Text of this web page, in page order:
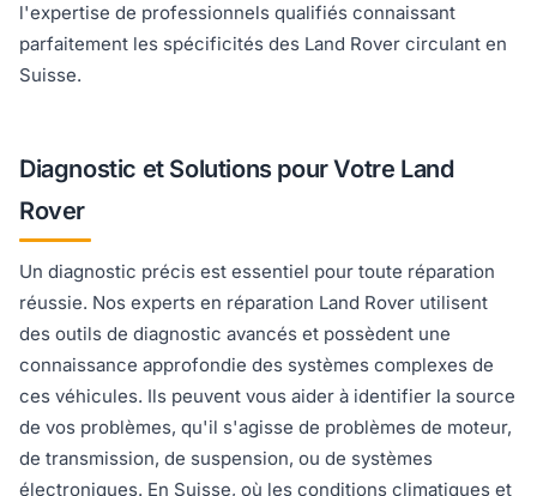
l'expertise de professionnels qualifiés connaissant
parfaitement les spécificités des Land Rover circulant en
Suisse.
Diagnostic et Solutions pour Votre Land
Rover
Un diagnostic précis est essentiel pour toute réparation
réussie. Nos experts en réparation Land Rover utilisent
des outils de diagnostic avancés et possèdent une
connaissance approfondie des systèmes complexes de
ces véhicules. Ils peuvent vous aider à identifier la source
de vos problèmes, qu'il s'agisse de problèmes de moteur,
de transmission, de suspension, ou de systèmes
électroniques. En Suisse, où les conditions climatiques et